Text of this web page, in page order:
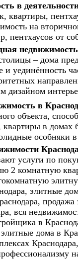
в
квартиры,
на
пентхаусов от
– дома
и уединённость
дизайном
в
объекта,
в домах
особняки
услуги по
2 комнатную
элитные
вся
в
дома в